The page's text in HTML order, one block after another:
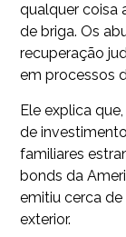
qualquer coisa
de briga. Os
recuperação
em processos
Ele explica
de
familiares
bonds da
emitiu cerca
exterior.